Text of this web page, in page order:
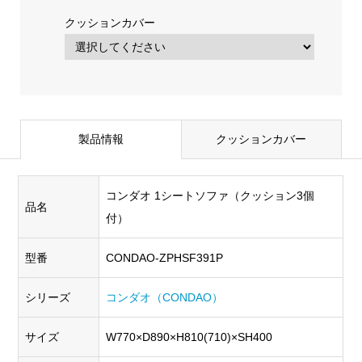
クッションカバー
製品情報 クッションカバー
品名
コンダオ 1シートソファ（クッション3個
付）
型番 CONDAO-ZPHSF391P
シリーズ コンダオ（CONDAO）
サイズ W770×D890×H810(710)×SH400